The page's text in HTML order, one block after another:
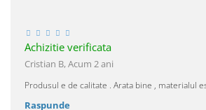
Achizitie verificata
Cristian B,Acum 2 ani
Produsul e de calitate . Arata bine , materialul
Raspunde